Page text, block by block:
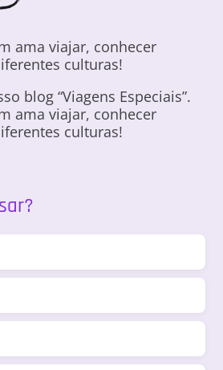
ama viajar, conhecer
culturas!
blog “Viagens Especiais”.
ama viajar, conhecer
culturas!